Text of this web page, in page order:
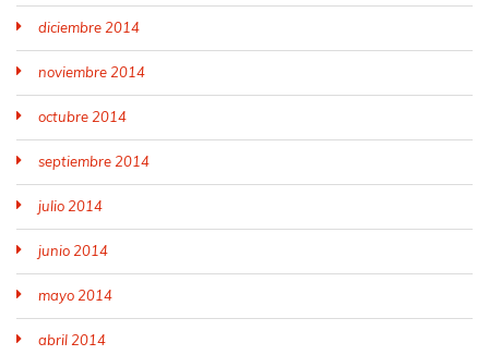
diciembre 2014
noviembre 2014
octubre 2014
septiembre 2014
julio 2014
junio 2014
mayo 2014
abril 2014